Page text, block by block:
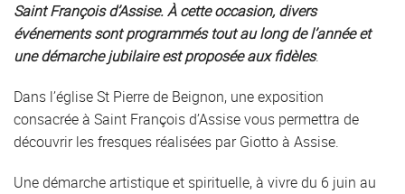
Saint François d’Assise. À cette occasion, divers
événements sont programmés tout au long de l’année et
une démarche jubilaire est proposée aux fidèles.
Dans l’église St Pierre de Beignon, une exposition
consacrée à Saint François d’Assise vous permettra de
découvrir les fresques réalisées par Giotto à Assise.
Une démarche artistique et spirituelle, à vivre du 6 juin au